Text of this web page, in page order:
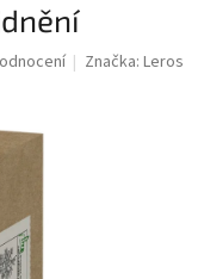
Značka:Leros